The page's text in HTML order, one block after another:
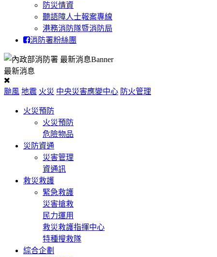
防災情資
聽語障人士報案專線
港務消防隊暨消防局
消防署粉絲團
最新消息
颱風 地震 火災 中央災害應變中心 防火管理
火災預防
火災預防
危險物品
災防資通
災害管理
資通訊
救災救護
緊急救護
災害搶救
民力運用
救災救護指揮中心
特種搜救隊
綜合企劃